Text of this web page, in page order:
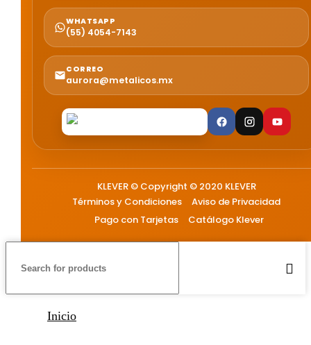
WHATSAPP
(55) 4054-7143
CORREO
aurora@metalicos.mx
KLEVER © Copyright © 2020 KLEVER
Términos y Condiciones
Aviso de Privacidad
Pago con Tarjetas
Catálogo Klever
Inicio